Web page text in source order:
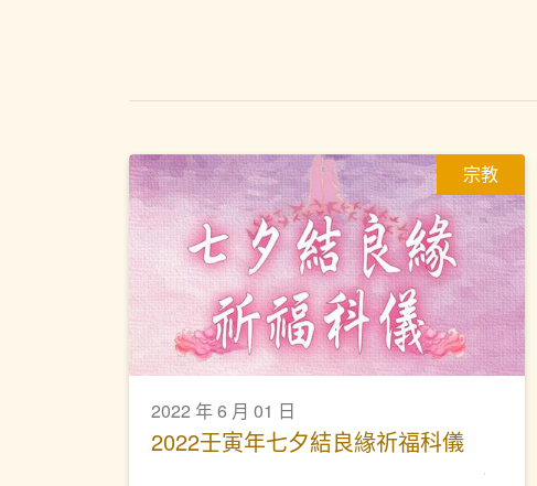
宗教
2022 年 6 月 01 日
2022壬寅年七夕結良緣祈福科儀